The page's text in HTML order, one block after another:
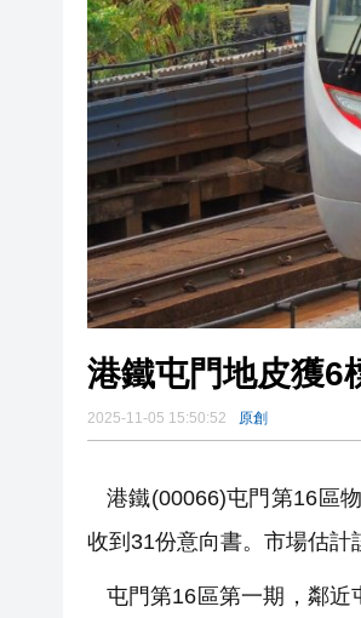
港鐵屯門地皮獲6
2025-11-05 15:50:52 原創
港鐵(00066)屯門第16區
收到31份意向書。市場估計
屯門第16區第一期，鄰近